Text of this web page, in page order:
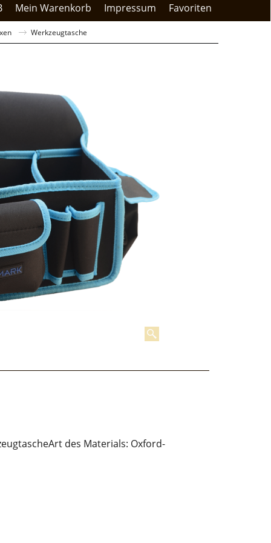
Mein Warenkorb Impressum Favoriten
Werkzeugtasche
des Materials: Oxford-